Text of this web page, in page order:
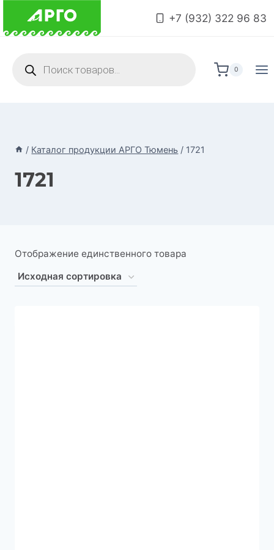
Перейти
+7 (932) 322 96 83
товаров
0
/ Каталог продукции АРГО Тюмень / 1721
1721
Отображение единственного товара